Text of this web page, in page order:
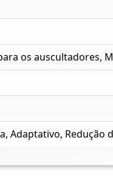
os auscultadores,
Adaptativo, Redução